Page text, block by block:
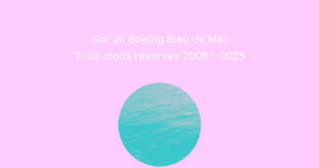
Sur un Boeing Bleu de Mer
Tous droits réservés 2008 – 2025